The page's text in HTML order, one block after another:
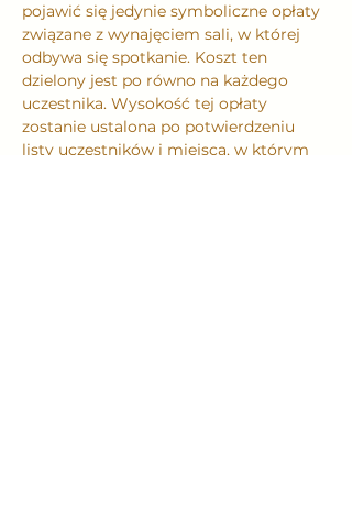
pojawić się jedynie symboliczne opłaty
związane z wynajęciem sali, w której
odbywa się spotkanie. Koszt ten
dzielony jest po równo na każdego
uczestnika. Wysokość tej opłaty
zostanie ustalona po potwierdzeniu
listy uczestników i miejsca, w którym